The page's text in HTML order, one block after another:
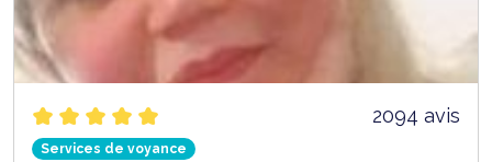
2094 avis
Services de voyance